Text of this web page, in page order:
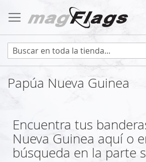
al
contenido
Papúa Nueva Guinea
Encuentra tus
Nueva Guinea aquí o
búsqueda en la parte